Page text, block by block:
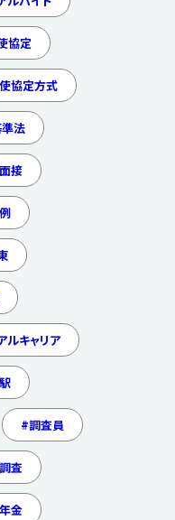
協定
協定方式
法
面接
ルキャリア
調査員
査
金